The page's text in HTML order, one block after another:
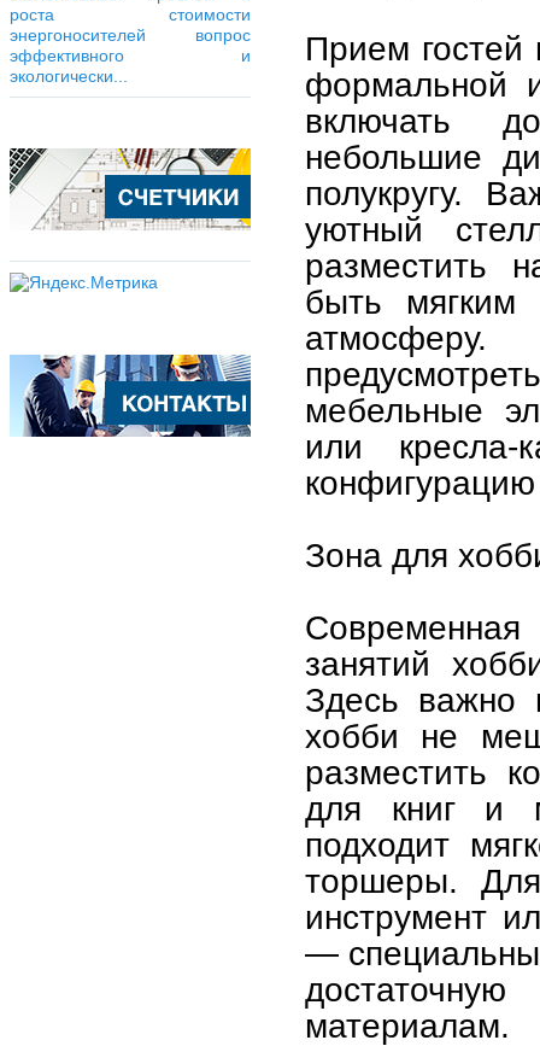
роста стоимости
энергоносителей вопрос
эффективного и
экологически...
Прием гостей
формальной
включать
небольшие
полукругу.
уютный
разместить
быть мягким
мебельные
или кресла-
конфигурацию
Зона для
занятий
Здесь важно
хобби не
разместить
для книг и
подходит
торшеры.
инструмент
—
материалам.